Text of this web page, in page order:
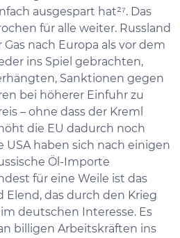
ausgespart hat²⁷. Das
für alle weiter. Russland
nach Europa als vor dem
ins Spiel gebrachten,
Sanktionen gegen
bei höherer Einfuhr zu
– ohne dass der Kreml
die EU dadurch noch
USA haben sich nach einigen
Öl-Importe
für eine Weile ist das
Elend, das durch den Krieg
deutschen Interesse. Es
billigen Arbeitskräften ins